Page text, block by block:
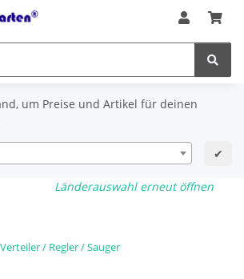
um Preise und Artikel für deinen
✔
Länderauswahl erneut öffnen
Verteiler / Regler / Sauger